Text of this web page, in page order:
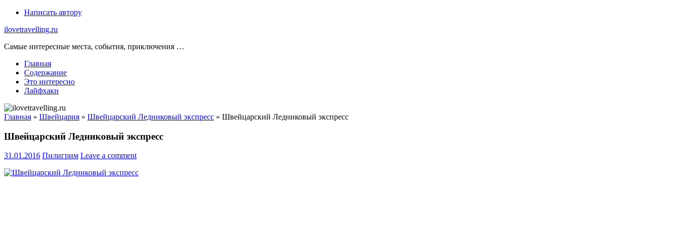
Skip
content
Написать автору
ilovetravelling.ru
Самые интересные места, события, приключения …
Главная
Содержание
Это интересно
Лайфхаки
Главная » Швейцария » Швейцарский Ледниковый экспресс » Швейцарский Ледниковый экспресс
Швейцарский Ледниковый экспресс
31.01.2016 Пилигрим Leave a comment